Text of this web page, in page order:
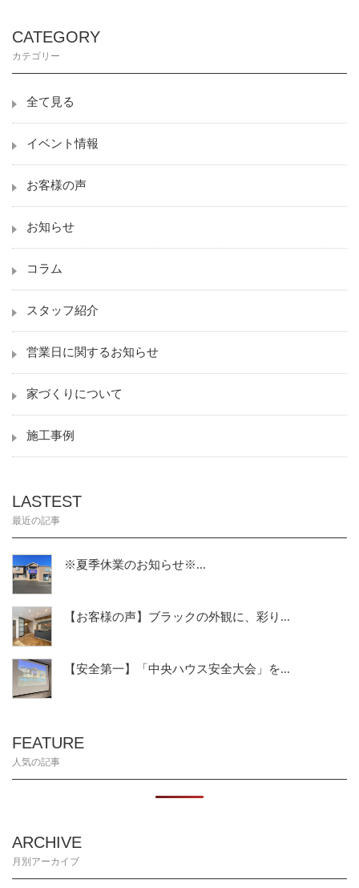
CATEGORY
カテゴリー
全て見る
イベント情報
お客様の声
お知らせ
コラム
スタッフ紹介
営業日に関するお知らせ
家づくりについて
施工事例
LASTEST
最近の記事
※夏季休業のお知らせ※...
【お客様の声】ブラックの外観に、彩り...
【安全第一】「中央ハウス安全大会」を...
FEATURE
人気の記事
ARCHIVE
月別アーカイブ